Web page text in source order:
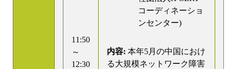
11:50
～
12:30
コーディネーショ
ンセンター)
内容: 本年5月の中国におけ
る大規模ネットワーク障害